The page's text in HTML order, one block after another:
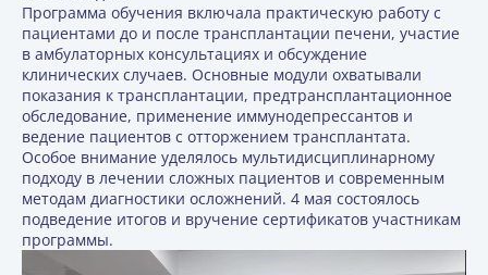
Программа обучения включала практическую работу с
пациентами до и после трансплантации печени, участие
в амбулаторных консультациях и обсуждение
клинических случаев. Основные модули охватывали
показания к трансплантации, предтрансплантационное
обследование, применение иммунодепрессантов и
ведение пациентов с отторжением трансплантата.
Особое внимание уделялось мультидисциплинарному
подходу в лечении сложных пациентов и современным
методам диагностики осложнений. 4 мая состоялось
подведение итогов и вручение сертификатов участникам
программы.